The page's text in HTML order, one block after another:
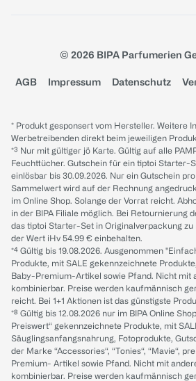
© 2026 BIPA Parfumerien
AGB Impressum Datenschutz
* Produkt gesponsert vom Hersteller. Weitere
Werbetreibenden direkt beim jeweiligen
*³ Nur mit gültiger jö Karte. Gültig auf alle
Feuchttücher. Gutschein für ein tiptoi Starter-
einlösbar bis 30.09.2026. Nur ein Gutschein
Sammelwert wird auf der Rechnung
im Online Shop. Solange der Vorrat reicht.
in der BIPA Filiale möglich. Bei Retournierung
das tiptoi Starter-Set in Originalverpackung
der Wert iHv 54.99 € einbehalten.
*⁴ Gültig bis 19.08.2026. Ausgenommen
Produkte, mit SALE gekennzeichnete
Baby-Premium-Artikel sowie Pfand. Nicht mit
kombinierbar. Preise werden kaufmännisch
reicht. Bei 1+1 Aktionen ist das günstigste
*⁸ Gültig bis 12.08.2026 nur im BIPA Online
Preiswert“ gekennzeichnete Produkte, mit
Säuglingsanfangsnahrung, Fotoprodukte,
der Marke “Accessories“, “Tonies“, “Mavie“,
Premium- Artikel sowie Pfand. Nicht mit
kombinierbar. Preise werden kaufmännisch